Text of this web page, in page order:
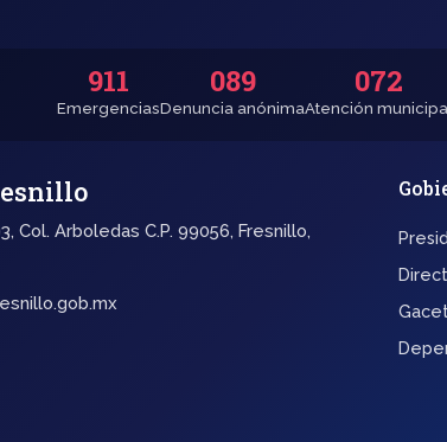
911
Emergencias
089
Denuncia anónima
072
Atención
Col. Arboledas C.P. 99056, Fresnillo,